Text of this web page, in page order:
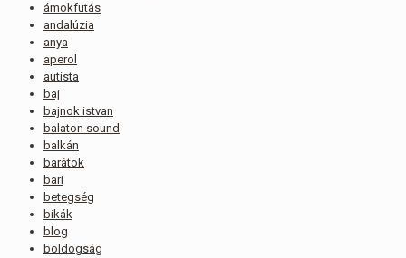
ámokfutás
andalúzia
anya
aperol
autista
baj
bajnok istvan
balaton sound
balkán
barátok
bari
betegség
bikák
blog
boldogság